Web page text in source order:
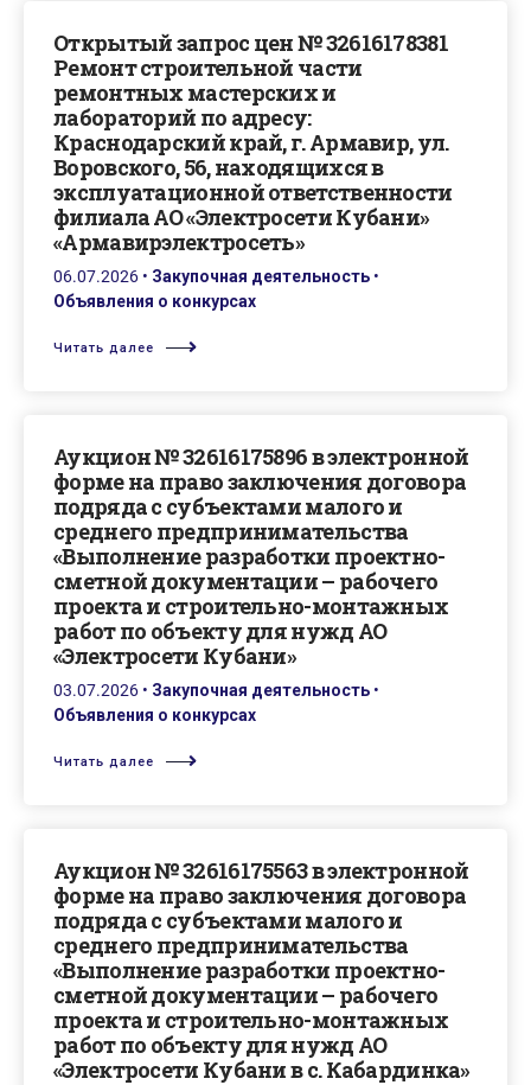
Открытый запрос цен № 32616178381
Ремонт строительной части
ремонтных мастерских и
лабораторий по адресу:
Краснодарский край, г. Армавир, ул.
Воровского, 56, находящихся в
эксплуатационной ответственности
филиала АО «Электросети Кубани»
«Армавирэлектросеть»
06.07.2026 • Закупочная деятельность •
Объявления о конкурсах
Читать далее
Аукцион № 32616175896 в электронной
форме на право заключения договора
подряда с субъектами малого и
среднего предпринимательства
«Выполнение разработки проектно-
сметной документации – рабочего
проекта и строительно-монтажных
работ по объекту для нужд АО
«Электросети Кубани»
03.07.2026 • Закупочная деятельность •
Объявления о конкурсах
Читать далее
Аукцион № 32616175563 в электронной
форме на право заключения договора
подряда с субъектами малого и
среднего предпринимательства
«Выполнение разработки проектно-
сметной документации – рабочего
проекта и строительно-монтажных
работ по объекту для нужд АО
«Электросети Кубани в с. Кабардинка»